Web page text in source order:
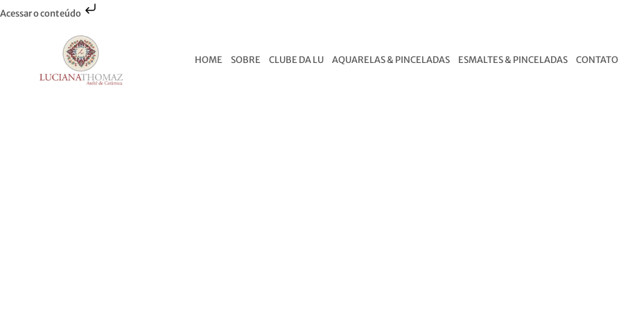
Acessar o conteúdo
HOME SOBRE CLUBE DA LU AQUARELAS & PINCELADAS ESMALTES & PINCELADAS CONTATO